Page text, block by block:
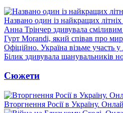
Названо один із найкращих літніх
Анна Трінчер здивувала
Гурт Morandi, який співав про
Офіційно. Україна візьме участь
Білик здивувала шанувальників
Сюжети
Вторгнення Росії в Україну.